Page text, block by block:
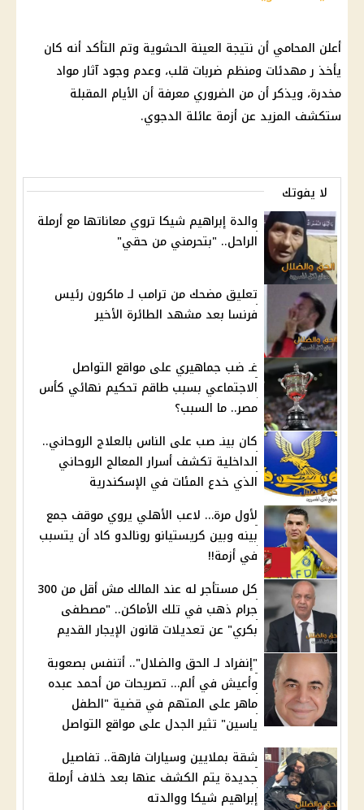
أعلن المحامي أن نتيجة العينة الحشوية وتم التأكد أنه كان
يأخذ ر مهدئات ومنظم ضربات قلب، وعدم وجود آثار مواد
مخدرة، ويذكر أن من الضروري معرفة أن الأيام المقبلة
ستكشف المزيد عن أزمة عائلة الدجوي.
لا يفوتك
والدة إبراهيم شيكا تروي معاناتها مع أرملة
الراحل.. "بتحرمني من حقي"
تعليق مضحك من ترامب لـ ماكرون رئيس
فرنسا بعد مشهد الطائرة الأخير
غـ ضب جماهيري على مواقع التواصل
الاجتماعي بسبب طاقم تحكيم نهائي كأس
مصر.. ما السبب؟
كان بينـ صب على الناس بالعلاج الروحاني..
الداخلية تكشف أسرار المعالج الروحاني
الذي خدع المئات في الإسكندرية
لأول مرة… لاعب الأهلي يروي موقف جمع
بينه وبين كريستيانو رونالدو كاد أن يتسبب
في أزمة!!
كل مستأجر له عند المالك مش أقل من 300
جرام ذهب في تلك الأماكن.. "مصطفى
بكري" عن تعديلات قانون الإيجار القديم
"إنفراد لـ الحق والضلال".. أتنفس بصعوبة
وأعيش في ألم… تصريحات من أحمد عبده
ماهر على المتهم في قضية "الطفل
ياسين" تثير الجدل على مواقع التواصل
شقة بملايين وسيارات فارهة.. تفاصيل
جديدة يتم الكشف عنها بعد خلاف أرملة
إبراهيم شيكا ووالدته